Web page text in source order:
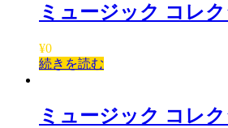
ミュージック コレ
¥0
続きを読む
ミュージック コレ